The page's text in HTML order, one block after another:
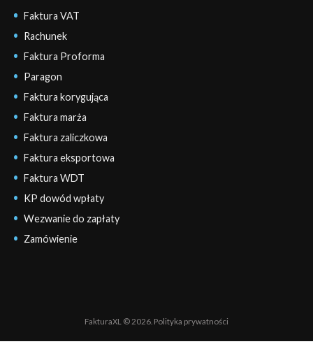
Faktura VAT
Rachunek
Faktura Proforma
Paragon
Faktura korygująca
Faktura marża
Faktura zaliczkowa
Faktura eksportowa
Faktura WDT
KP dowód wpłaty
Wezwanie do zapłaty
Zamówienie
FakturaXL © 2026. Polityka prywatności